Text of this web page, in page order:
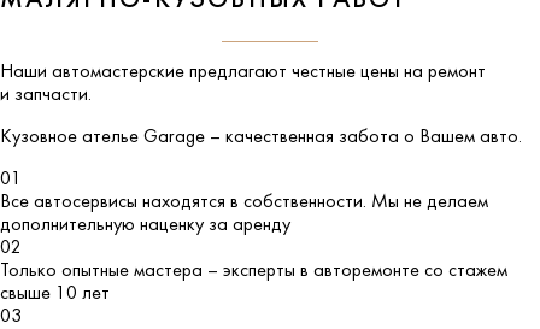
Наши автомастерские предлагают честные цены на ремонт
и запчасти.
Кузовное ателье Garage – качественная забота о Вашем авто.
01
Все автосервисы находятся в собственности. Мы не делаем
дополнительную наценку за аренду
02
Только опытные мастера – эксперты в авторемонте со стажем
свыше 10 лет
03